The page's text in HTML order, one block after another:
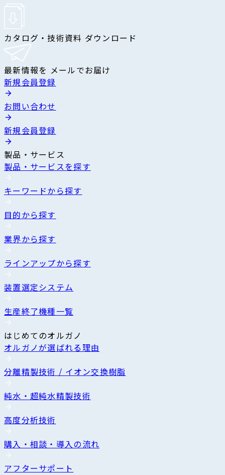
カタログ・技術資料 ダウンロード
最新情報を メールでお届け
新規会員登録
お問い合わせ
新規会員登録
製品・サービス
製品・サービスを探す
キーワードから探す
目的から探す
業界から探す
ラインアップから探す
装置選定システム
生産終了機種一覧
はじめてのオルガノ
オルガノが選ばれる理由
分離精製技術 / イオン交換樹脂
純水・超純水精製技術
高度分析技術
購入・相談・導入の流れ
アフターサポート